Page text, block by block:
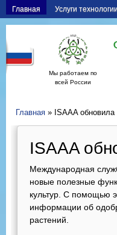
Главная Услуги технологии
Мы работаем по
всей России
Главная » ISAAA
ISAAA
Международная
новые полезные
культур. С помощью
информации об
растений.